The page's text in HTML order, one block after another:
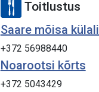
Toitlustus
Saare mõisa
+372 56988440
Noarootsi kõrts
+372 5043429